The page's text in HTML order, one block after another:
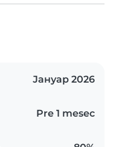
Јануар 2026
Pre 1 mesec